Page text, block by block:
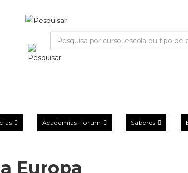
Academias Forum Saberes
Europa